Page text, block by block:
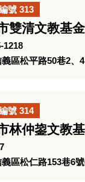
號 313
雙清文教基
1218
區松平路50巷2、
號 314
林仲鋆文教
區松仁路153巷6